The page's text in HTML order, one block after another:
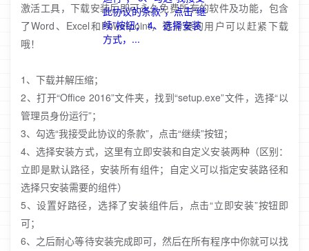
激活工具，下载安装后即可永久免费所有的软件及功能，包含
了Word、Excel和Powerpoint，有需要的用户可以赶紧下载
哦！
1、下载并解压缩；
2、打开“Office 2016”文件夹，找到“setup.exe”文件，选择“以
管理员身份运行”；
3、勾选“我接受此协议的条款”，点击“继续”按钮；
4、选择安装方式，这里有立即安装和自定义安装两种（区别：
立即是默认路径，安装所有组件；自定义可以指定安装路径和
选择只安装需要的组件）
5、设置好路径，选择了安装组件后，点击“立即安装”按钮即
可；
6、之后耐心等待安装完成即可，然后在所有程序中你就可以找